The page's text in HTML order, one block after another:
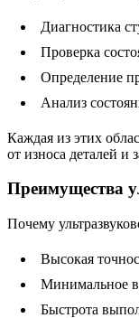
Диагностика
Проверка
Определение
Анализ
Каждая из этих
от износа деталей и
Преимущества
Почему
Высокая
Минимальное
Быстрота